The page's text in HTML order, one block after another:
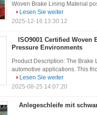
Woven Brake Lining Material
Lesen Sie weiter
2025-12-16 13:30:12
ISO9001 Certified
Pressure Environments
Product Description: The
automotive applications. This
Lesen Sie weiter
2025-08-25 14:07:20
Anlegeschleife mit